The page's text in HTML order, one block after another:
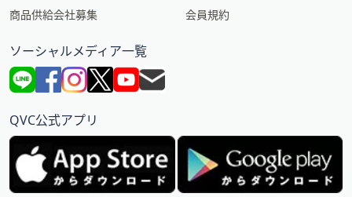
商品供給会社募集
会員規約
ソーシャルメディア一覧
QVC公式アプリ